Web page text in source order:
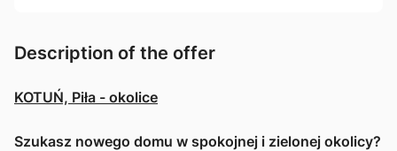
Description of the offer
KOTUŃ, Piła - okolice
Szukasz nowego domu w spokojnej i zielonej okolicy?